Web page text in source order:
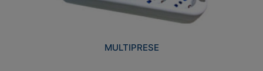
MULTIPRESE